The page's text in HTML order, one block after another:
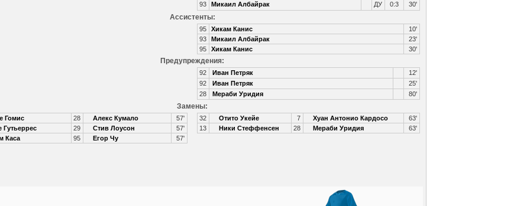
93
Микаил Албайрак ДУ 0:3 30'
Ассистенты:
95 Хикам Канис
10'
93
Микаил Албайрак
23'
95
Хикам Канис 30'
Предупреждения:
92 Иван Петряк
12'
92
Иван Петряк
25'
28
Мераби Уридия 80'
Замены:
Гомис 28 Алекс Кумало
57'
Гутьеррес 29 Стив Лоусон
57'
Каса 95 Егор Чу 57'
32 Отито Укейе 7 Хуан Антонио Кардосо
63'
13
Ники Стеффенсен 28 Мераби Уридия 63'